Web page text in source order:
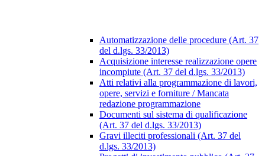
Automatizzazione delle procedure (Art. 37
del d.lgs. 33/2013)
Acquisizione interesse realizzazione opere
incompiute (Art. 37 del d.lgs. 33/2013)
Atti relativi alla programmazione di lavori,
opere, servizi e forniture / Mancata
redazione programmazione
Documenti sul sistema di qualificazione
(Art. 37 del d.lgs. 33/2013)
Gravi illeciti professionali (Art. 37 del
d.lgs. 33/2013)